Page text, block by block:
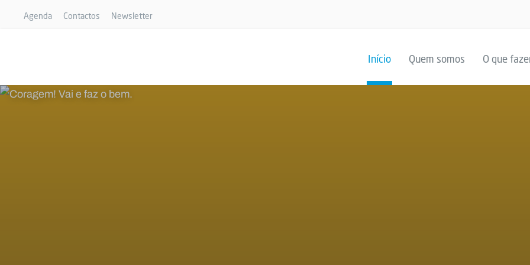
Agenda Contactos Newsletter
Início Quem somos O que